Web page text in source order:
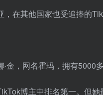
，在其他国家也受追捧的
金，网名霍玛，拥有5000
博主中排名第一。但她